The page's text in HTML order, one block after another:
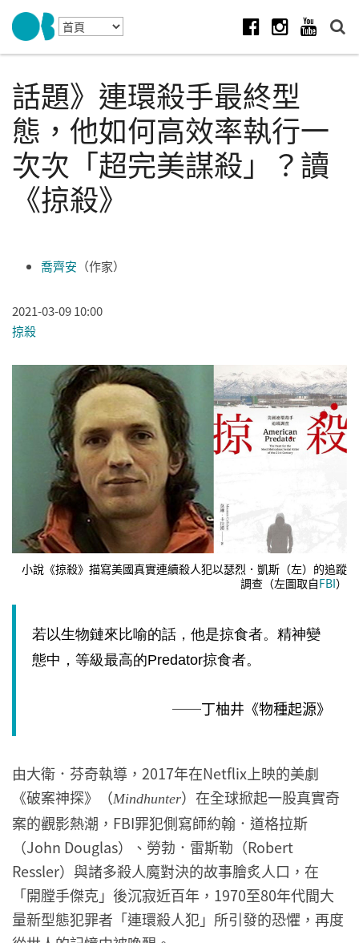
Skip to navigation
移至主內容
話題》連環殺手最終型
態，他如何高效率執行一
次次「超完美謀殺」？讀
《掠殺》
喬齊安 （作家）
2021-03-09 10:00
掠殺
小說《掠殺》描寫美國真實連續殺人犯以瑟烈．凱斯（左）的追蹤
調查（左圖取自FBI）
若以生物鏈來比喻的話，他是掠食者。精神變
態中，等級最高的Predator掠食者。
──丁柚井《物種起源》
由大衛．芬奇執導，2017年在Netflix上映的美劇
《破案神探》（Mindhunter）在全球掀起一股真實奇
案的觀影熱潮，FBI罪犯側寫師約翰．道格拉斯
（John Douglas）、勞勃．雷斯勒（Robert
Ressler）與諸多殺人魔對決的故事膾炙人口，在
「開膛手傑克」後沉寂近百年，1970至80年代間大
量新型態犯罪者「連環殺人犯」所引發的恐懼，再度